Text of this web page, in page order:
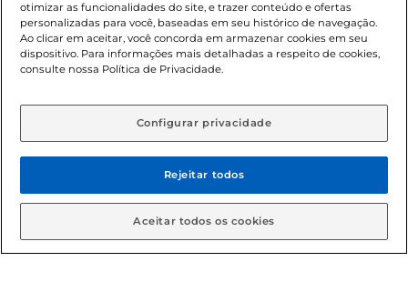
sofrer alterações sem prévia notificação. Proibida a venda
de bebidas alcoólicas para menores de 18 anos, conforme
Lei n.º 8069/90, art. 81, inciso II (Estatuto da Criança e do
Adolescente). Preços e condições exclusivos para o
aviso prévio. O valor mínimo para as compras on-line é de
© 2026 Copyright. Todos os direitos
reservados Gbarbosa.
otimizar as funcionalidades do site, e trazer conteúdo e ofertas
personalizadas para você, baseadas em seu histórico de navegação.
Ao clicar em aceitar, você concorda em armazenar cookies em seu
dispositivo. Para informações mais detalhadas a respeito de cookies,
consulte nossa Política de Privacidade.
Configurar privacidade
Rejeitar todos
Aceitar todos os cookies